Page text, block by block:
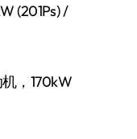
(201Ps) /
，170kW